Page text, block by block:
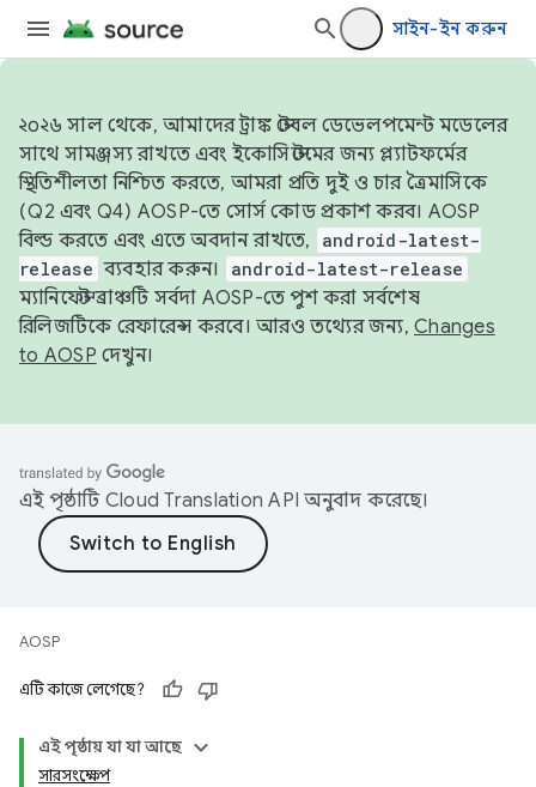
সাইন-ইন করুন
২০২৬ সাল থেকে, আমাদের ট্রাঙ্ক স্টেবল ডেভেলপমেন্ট মডেলের
সাথে সামঞ্জস্য রাখতে এবং ইকোসিস্টেমের জন্য প্ল্যাটফর্মের
স্থিতিশীলতা নিশ্চিত করতে, আমরা প্রতি দুই ও চার ত্রৈমাসিকে
(Q2 এবং Q4) AOSP-তে সোর্স কোড প্রকাশ করব। AOSP
বিল্ড করতে এবং এতে অবদান রাখতে,
android-latest-
release ব্যবহার করুন। android-latest-release
ম্যানিফেস্ট ব্রাঞ্চটি সর্বদা AOSP-তে পুশ করা সর্বশেষ
রিলিজটিকে রেফারেন্স করবে। আরও তথ্যের জন্য, Changes
to AOSP দেখুন।
এই পৃষ্ঠাটি Cloud Translation API অনুবাদ করেছে।
AOSP
এটি কাজে লেগেছে?
এই পৃষ্ঠায় যা যা আছে
সারসংক্ষেপ